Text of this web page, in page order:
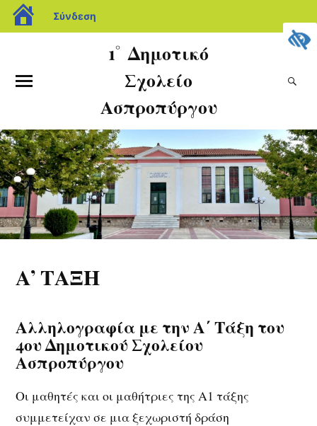
Σύνδεση
1˚ Δημοτικό
Σχολείο
Ασπροπύργου
Α’ ΤΑΞΗ
Αλληλογραφία με την Α΄ Τάξη του
4ου Δημοτικού Σχολείου
Ασπροπύργου
Οι μαθητές και οι μαθήτριες της Α1 τάξης
συμμετείχαν σε μια ξεχωριστή δράση